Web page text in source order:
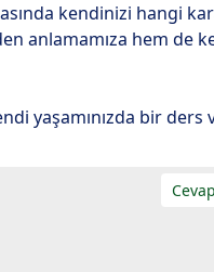
kendinizi hangi
anlamamıza hem de
yaşamınızda bir ders